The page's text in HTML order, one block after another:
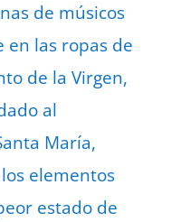
de músicos
en las ropas de
de la Virgen,
al
María,
elementos
estado de